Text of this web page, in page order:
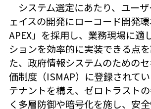
システム選定にあたり、ユー
ェイスの開発にローコード開発
APEX」を採用し、業務現場に適
ションを効率的に実装できる点
た、政府情報システムのための
価制度（ISMAP）に登録されて
テナントを構え、ゼロトラスト
く多層防御や暗号化を施し、安